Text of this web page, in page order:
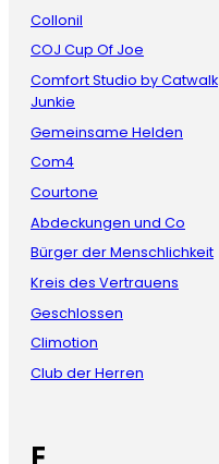
Collonil
COJ Cup Of Joe
Comfort Studio by Catwalk
Junkie
Gemeinsame Helden
Com4
Courtone
Abdeckungen und Co
Bürger der Menschlichkeit
Kreis des Vertrauens
Geschlossen
Climotion
Club der Herren